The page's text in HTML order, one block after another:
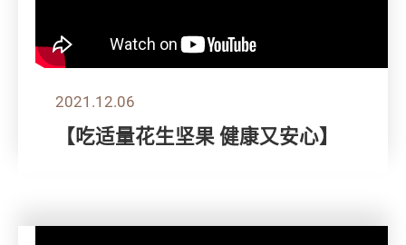
2021.12.06
【吃适量花生坚果 健康又安心】